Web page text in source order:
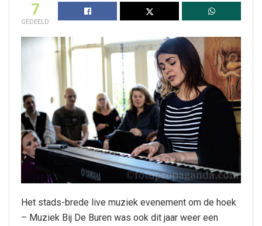
7
GEDEELD
Het stads-brede live muziek evenement om de hoek
– Muziek Bij De Buren was ook dit jaar weer een